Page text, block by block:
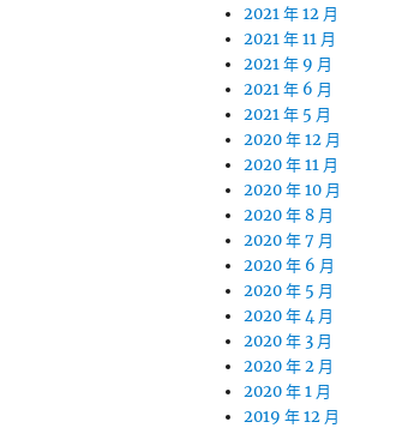
2021 年 12 月
2021 年 11 月
2021 年 9 月
2021 年 6 月
2021 年 5 月
2020 年 12 月
2020 年 11 月
2020 年 10 月
2020 年 8 月
2020 年 7 月
2020 年 6 月
2020 年 5 月
2020 年 4 月
2020 年 3 月
2020 年 2 月
2020 年 1 月
2019 年 12 月